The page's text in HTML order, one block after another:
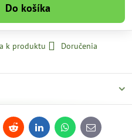
Do košíka
k produktu Doručenia
Reddit LinkedInWhatsApp
E-